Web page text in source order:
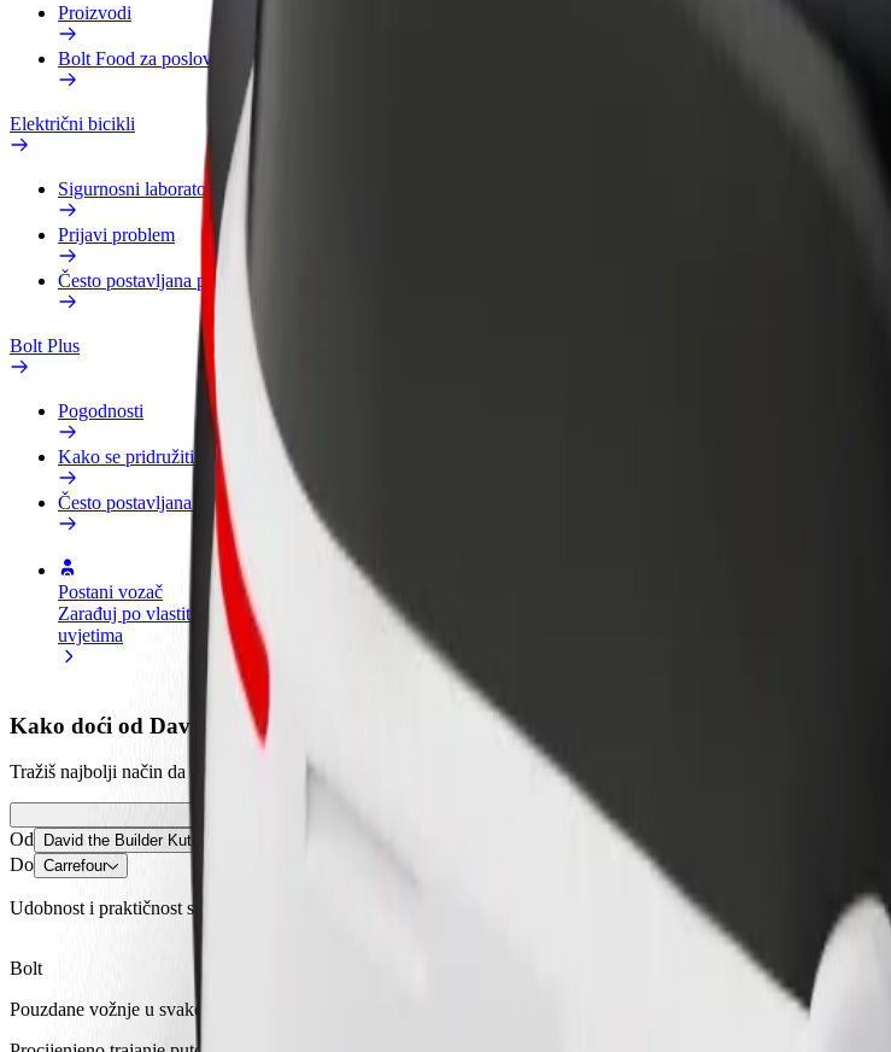
Proizvodi
Bolt Food za poslovne korisnike
Električni bicikli
Sigurnosni laboratorij
Prijavi problem
Često postavljana pitanja
Bolt Plus
Pogodnosti
Kako se pridružiti
Često postavljana pitanja
Postani vozač
Zarađuj po vlastitim
uvjetima
Postani dostavljač
Dostavljaj hranu i primaj tjedne
isplate
Kako doći od David the Builder Kutaisi International Airport do Carrefour
Tražiš najbolji način da stigneš od David the Builder Kutaisi International Airport do Carrefour? Istraži naše usluge i
Od David the Builder Kutaisi International Airport
Do Carrefour
Udobnost i praktičnost su nadohvat ruke!
Bolt
Pouzdane vožnje u svakodnevnim automobilima srednje veličine.